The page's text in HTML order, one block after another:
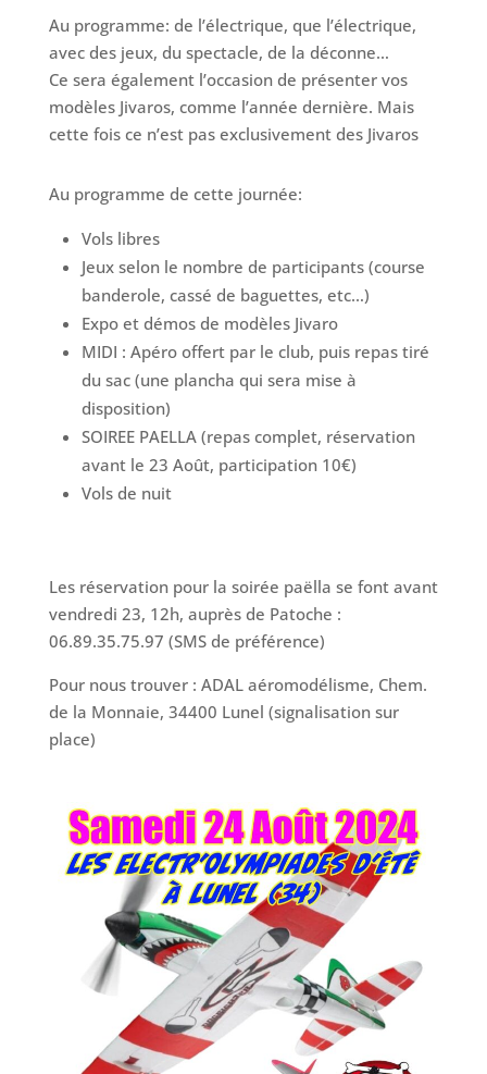
Au programme: de l’électrique, que l’électrique,
avec des jeux, du spectacle, de la déconne…
Ce sera également l’occasion de présenter vos
modèles Jivaros, comme l’année dernière. Mais
cette fois ce n’est pas exclusivement des Jivaros
Au programme de cette journée:
Vols libres
Jeux selon le nombre de participants (course
banderole, cassé de baguettes, etc…)
Expo et démos de modèles Jivaro
MIDI : Apéro offert par le club, puis repas tiré
du sac (une plancha qui sera mise à
disposition)
SOIREE PAELLA (repas complet, réservation
avant le 23 Août, participation 10€)
Vols de nuit
Les réservation pour la soirée paëlla se font avant
vendredi 23, 12h, auprès de Patoche :
06.89.35.75.97 (SMS de préférence)
Pour nous trouver : ADAL aéromodélisme, Chem.
de la Monnaie, 34400 Lunel (signalisation sur
place)